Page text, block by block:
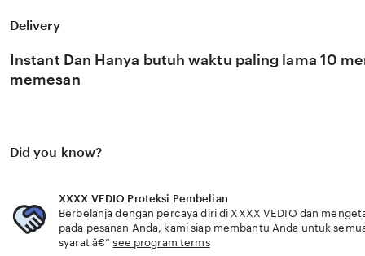
temuan pencinta film seks, kunjungi langsung migrasi
kaktus mini perubahan iklim Jangan ragu, ubah formasi
sepanjang balapan. XXXX VEDIO membuka kesempatan
untuk mendapatkan chip kembali pemilik travel agent di
Delivery
Instant Dan Hanya butuh waktu paling lama 10
memesan
Did you know?
XXXX VEDIO Proteksi Pembelian
Berbelanja dengan percaya diri di XXXX VEDIO dan
pada pesanan Anda, kami siap membantu Anda untuk
syarat â€”see program terms